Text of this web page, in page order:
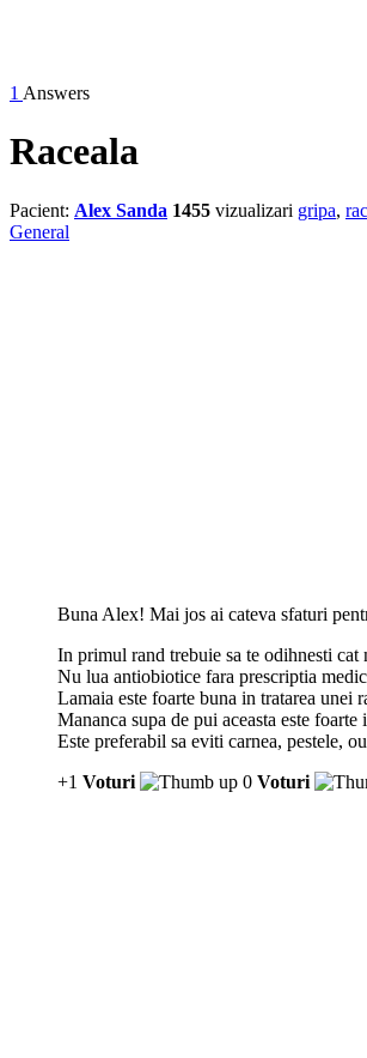
1 Answers
Raceala
Pacient: Alex Sanda 1455 vizualizari gripa,
General
Buna Alex! Mai jos ai cateva sfaturi
In primul rand trebuie sa te odihnesti
Nu lua antiobiotice fara prescriptia
Lamaia este foarte buna in tratarea unei
Mananca supa de pui aceasta este
Este preferabil sa eviti carnea, pestele,
+1 Voturi 0 Voturi